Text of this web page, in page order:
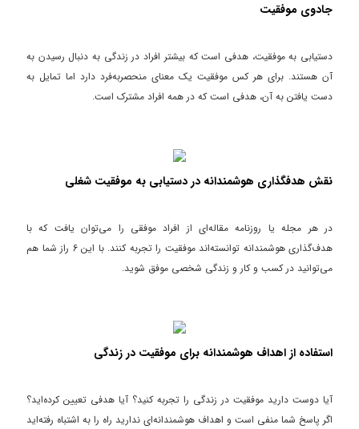
جادوی موفقیت
دستیابی به موفقیت، هدفی است که بیشتر افراد در زندگی به دنبال رسیدن به
آن هستند. برای هر کس موفقیت یک معنای منحصربه‌فرد دارد اما تمایل به
دست یافتن به آن، هدفی است که در همه افراد مشترک است.
نقش هدفگذاری هوشمندانه در دستیابی به موفقیت شغلی
در هر مجله یا روزنامه مقاله‌ای از افراد موفقی را می‌توان یافت که با
هدف‌گذاری هوشمندانه توانسته‌اند موفقیت را تجربه کنند. با این 6 راز شما هم
می‌توانید در کسب و کار و زندگی شخصی موفق شوید.
استفاده از اهداف هوشمندانه برای موفقیت در زندگی
آیا دوست دارید موفقیت در زندگی را تجربه کنید؟ آیا هدفی تعیین کرده‌اید؟
اگر پاسخ شما منفی است و اهداف هوشمندانه‌ای ندارید راه را به اشتباه رفته‌اید